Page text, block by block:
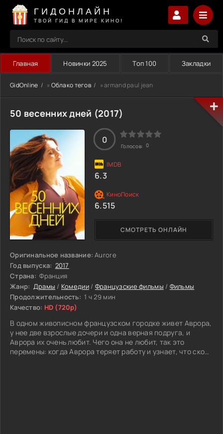
ГИДОНЛАЙН
ТВОЙ ГИД В МИРЕ КИНО!
Главная Новинки 2025 Топ 100 Закладки
GidOnline » Облако тегов » armand paul jean
50 весенних дней (2017)
Оригинальное название: Aurore
Год выпуска: 2017
Страна: Франция
Жанр: Драмы / Комедии/ Французские фильмы / Фильмы
Продолжительность: 1 ч 29 мин
Качество: HD (720p)
В одном живописном французском городке живет Аврора,
у нее две взрослые дочери и одна верная подруга, и
Аврора их очень любит. Чего она не любит, так это
перемены: когда Аврора теряет работу и узнает, что скоро
СМОТРЕТЬ ОНЛАЙН
0
Голосов: 0
6.3
6.515